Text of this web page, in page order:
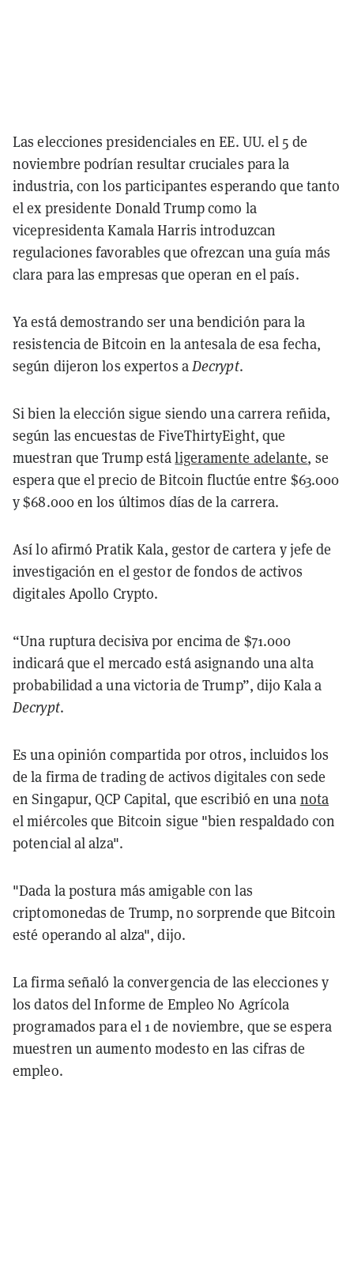
Las elecciones presidenciales en EE. UU. el 5 de
noviembre podrían resultar cruciales para la
industria, con los participantes esperando que tanto
el ex presidente Donald Trump como la
vicepresidenta Kamala Harris introduzcan
regulaciones favorables que ofrezcan una guía más
clara para las empresas que operan en el país.
Ya está demostrando ser una bendición para la
resistencia de Bitcoin en la antesala de esa fecha,
según dijeron los expertos aDecrypt.
Si bien la elección sigue siendo una carrera reñida,
según las encuestas de FiveThirtyEight, que
muestran que Trump estáligeramente adelante, se
espera que el precio de Bitcoin fluctúe entre $63.000
y $68.000 en los últimos días de la carrera.
Así lo afirmó Pratik Kala, gestor de cartera y jefe de
investigación en el gestor de fondos de activos
digitales Apollo Crypto.
“Una ruptura decisiva por encima de $71.000
indicará que el mercado está asignando una alta
probabilidad a una victoria de Trump”, dijo Kala a
Decrypt.
Es una opinión compartida por otros, incluidos los
de la firma de trading de activos digitales con sede
en Singapur, QCP Capital, que escribió en una nota
el miércoles que Bitcoin sigue "bien respaldado con
potencial al alza".
"Dada la postura más amigable con las
criptomonedas de Trump, no sorprende que Bitcoin
esté operando al alza", dijo.
La firma señaló la convergencia de las elecciones y
los datos del Informe de Empleo No Agrícola
programados para el 1 de noviembre, que se espera
muestren un aumento modesto en las cifras de
empleo.